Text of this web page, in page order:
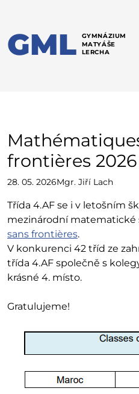
GML GYMNÁZIUM
MATYÁŠE
LERCHA
frontières 2026
28. 05. 2026Mgr. Jiří Lach
Třída 4.AF se i v letošním
mezinárodní matematické
sans frontières.
V konkurenci 42 tříd ze
třída 4.AF společně s
krásné 4. místo.
Gratulujeme!